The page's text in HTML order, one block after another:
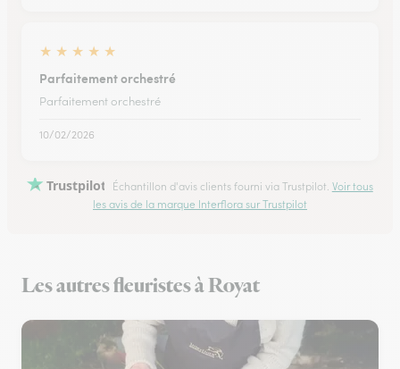
★ ★ ★ ★ ★
Parfaitement orchestré
Parfaitement orchestré
10/02/2026
Trustpilot Échantillon d'avis clients fourni via Trustpilot. Voir tous
les avis de la marque Interflora sur Trustpilot
Les autres fleuristes à Royat